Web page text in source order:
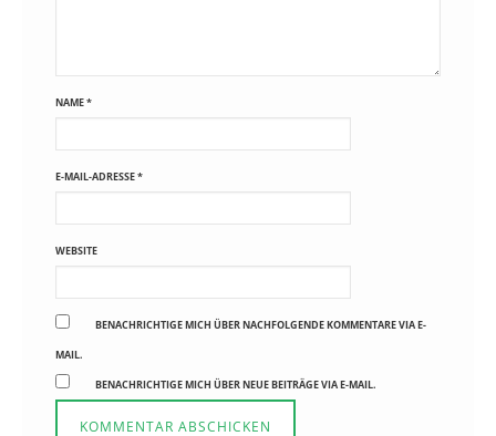
NAME*
E-MAIL-ADRESSE*
WEBSITE
BENACHRICHTIGE MICH ÜBER NACHFOLGENDE KOMMENTARE VIA E-
MAIL.
BENACHRICHTIGE MICH ÜBER NEUE BEITRÄGE VIA E-MAIL.